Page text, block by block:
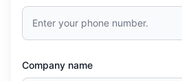
Company name